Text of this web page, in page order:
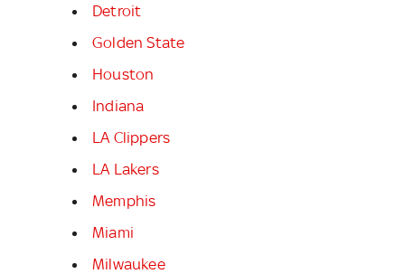
Detroit
Golden State
Houston
Indiana
LA Clippers
LA Lakers
Memphis
Miami
Milwaukee